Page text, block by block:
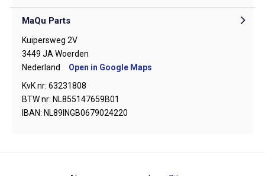
MaQu Parts
Kuipersweg 2V
3449 JA Woerden
Nederland
Open in Google Maps
KvK nr: 63231808
BTW nr: NL855147659B01
IBAN: NL89INGB0679024220